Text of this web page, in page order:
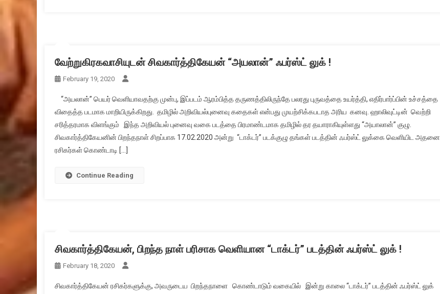
வேற்றுகிரகவாசியுடன் சிவகார்த்திகேயன் “அயலான்” ஃபர்ஸ்ட் லுக் !
February 19, 2020
“அயலான்” பெயர் வெளியாவதற்கு முன்பு, இப்படம் ஆரம்பித்த தருணத்திலிருந்தே பலரது புருவத்தை உயர்த்தி, எதிர்பார்ப்பின் உச்சத்தை
விதைத்த படமாக மாறியிருக்கிறது. தமிழில் அறிவியல்புனைவு கதைகள் என்பது முயற்சிக்கபடாத அரிய கனவு. ஹாலிவுட்டின் வெற்றி
சரித்தரமாக விளங்கும் இந்த அறிவியல் புனைவு வகை படத்தை பிரமாண்டமாக தமிழில் தர தயாராகியுள்ளது “அயாலான்” குழு.
சிவகார்த்திகேயனின் பிறந்தநாள் சிறப்பாக 17.02.2020 அன்று “டாக்டர்” படக்குழு தங்கள் படத்தின் ஃபர்ஸ்ட் லுக்கை வெளியிட அதனை
ரசிகர்கள் கொண்டாடி […]
Continue Reading
சிவகார்த்திகேயன், பிறந்த நாள் பரிசாக வெளியான “டாக்டர்” படத்தின் ஃபர்ஸ்ட் லுக் !
February 18, 2020
சிவகார்த்திகேயன் ரசிகர்களுக்கு, அவருடைய பிறந்தநாளை கொண்டாடும் வகையில் இன்று காலை “டாக்டர்” படத்தின் ஃபர்ஸ்ட் லுக்